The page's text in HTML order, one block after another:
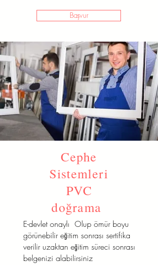
Başvur
Cephe
Sistemleri
PVC
doğrama
E-devlet onaylı Olup ömür boyu
görünebilir eğitim sonrası sertifika
verilir uzaktan eğitim süreci sonrası
belgenizi alabilirsiniz